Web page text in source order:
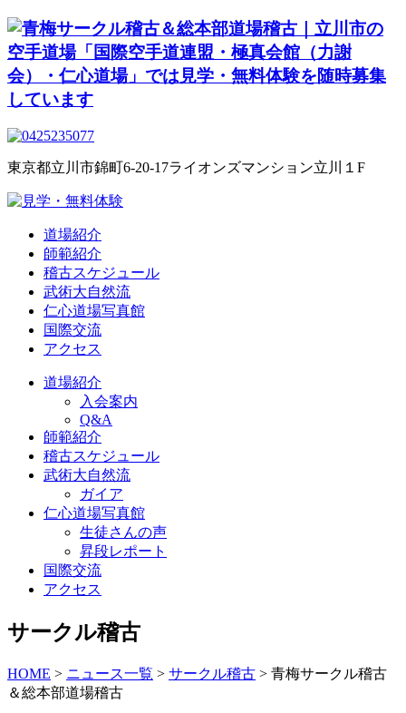
東京都立川市錦町6-20-17ライオンズマンション立川１F
道場紹介
師範紹介
稽古スケジュール
武術大自然流
仁心道場写真館
国際交流
アクセス
道場紹介
入会案内
Q&A
師範紹介
稽古スケジュール
武術大自然流
ガイア
仁心道場写真館
生徒さんの声
昇段レポート
国際交流
アクセス
サークル稽古
HOME > ニュース一覧 > サークル稽古 > 青梅サークル稽古
＆総本部道場稽古